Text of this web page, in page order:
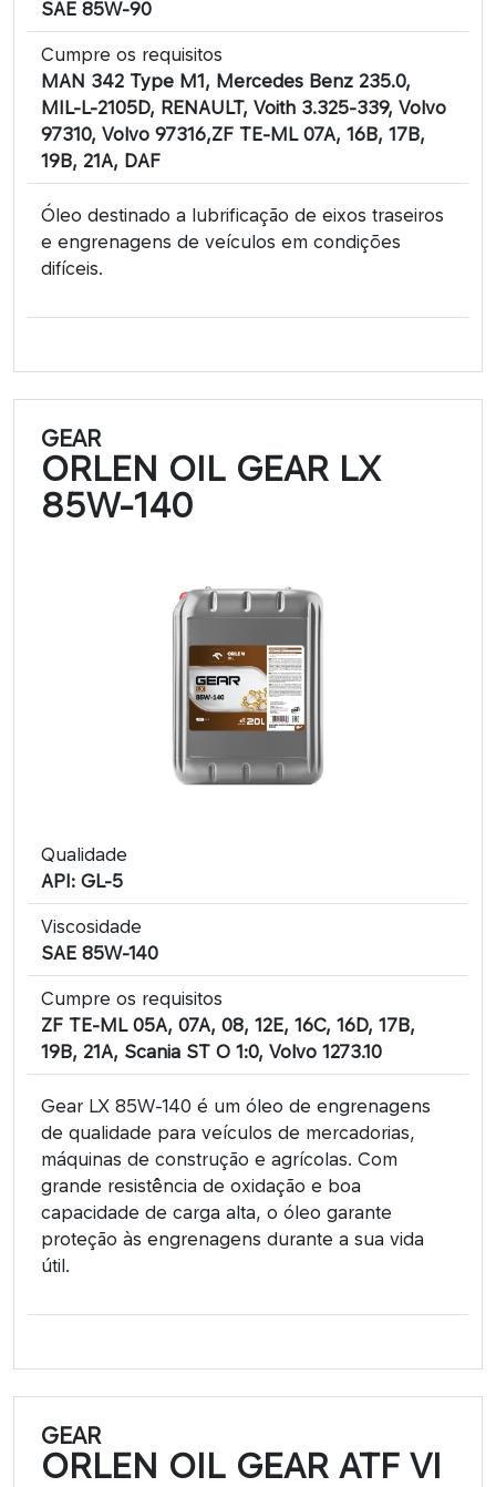
SAE 85W-90
Cumpre os requisitos
MAN 342 Type M1, Mercedes Benz 235.0,
MIL-L-2105D, RENAULT, Voith 3.325-339, Volvo
97310, Volvo 97316,ZF TE-ML 07A, 16B, 17B,
19B, 21A, DAF
Óleo destinado a lubrificação de eixos traseiros
e engrenagens de veículos em condições
difíceis.
GEAR
ORLEN OIL GEAR LX
85W-140
Qualidade
API: GL-5
Viscosidade
SAE 85W-140
Cumpre os requisitos
ZF TE-ML 05A, 07A, 08, 12E, 16C, 16D, 17B,
19B, 21A, Scania ST O 1:0, Volvo 1273.10
Gear LX 85W-140 é um óleo de engrenagens
de qualidade para veículos de mercadorias,
máquinas de construção e agrícolas. Com
grande resistência de oxidação e boa
capacidade de carga alta, o óleo garante
proteção às engrenagens durante a sua vida
útil.
GEAR
ORLEN OIL GEAR ATF VI